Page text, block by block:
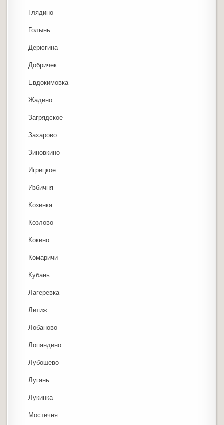
Глядино
Голынь
Дерюгина
Добричек
Евдокимовка
Жадино
Загрядское
Захарово
Зиновкино
Игрицкое
Избичня
Козинка
Козлово
Кокино
Комаричи
Кубань
Лагеревка
Литиж
Лобаново
Лопандино
Лубошево
Лугань
Лукинка
Мостечня